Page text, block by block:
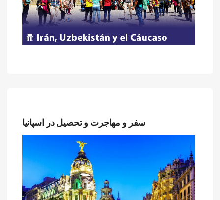
سفر و مهاجرت و تحصیل در اسپانیا